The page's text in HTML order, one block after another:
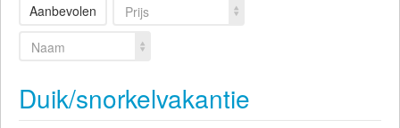
Aanbevolen
Prijs
Naam
Duik/snorkelvakantie